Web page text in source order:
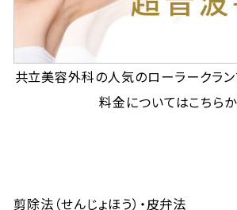
共立美容外科の人気のローラークラ
料金についてはこちらか
剪除法（せんじょほう）・皮弁法